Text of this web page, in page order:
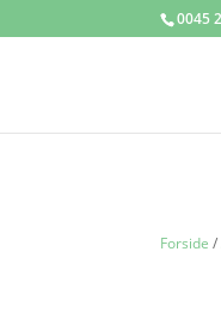
0045
Forside /